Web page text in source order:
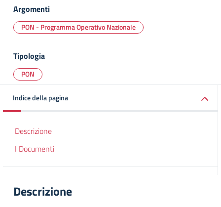
Argomenti
PON - Programma Operativo Nazionale
Tipologia
PON
Indice della pagina
Descrizione
I Documenti
Descrizione